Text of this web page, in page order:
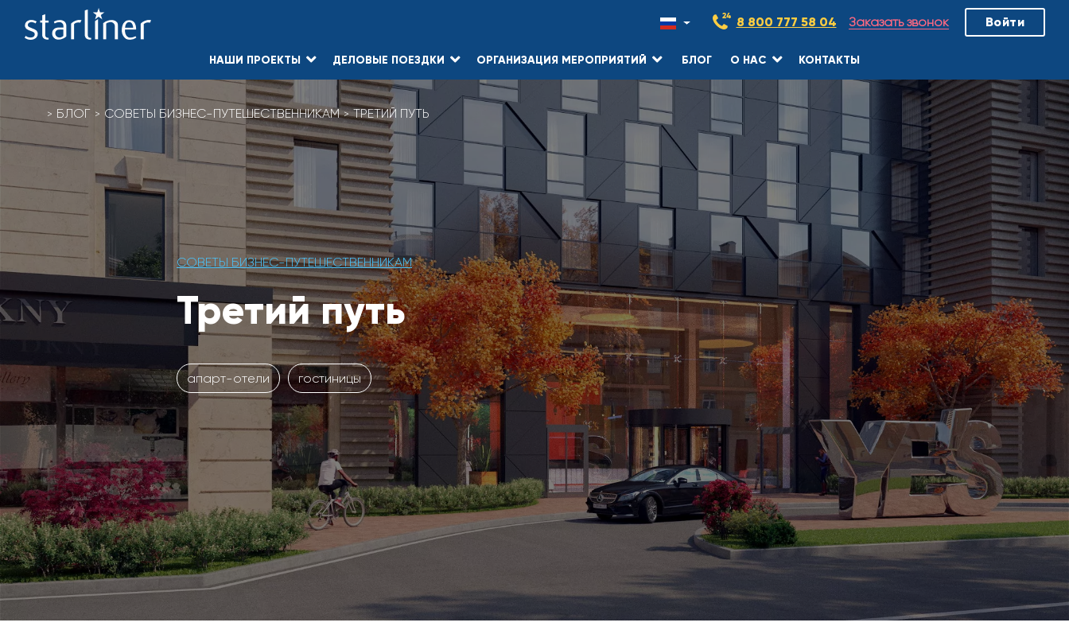
НАШИ ПРОЕКТЫ ДЕЛОВЫЕ ПОЕЗДКИ ОРГАНИЗАЦИЯ МЕРОПРИЯТИЙ БЛОГ О НАС КОНТАКТЫ
8 800 777 58 04 Заказать звонок Войти
БЛОГ СОВЕТЫ БИЗНЕС-ПУТЕШЕСТВЕННИКАМ ТРЕТИЙ ПУТЬ
СОВЕТЫ БИЗНЕС-ПУТЕШЕСТВЕННИКАМ
Третий путь
апарт-отели гостиницы